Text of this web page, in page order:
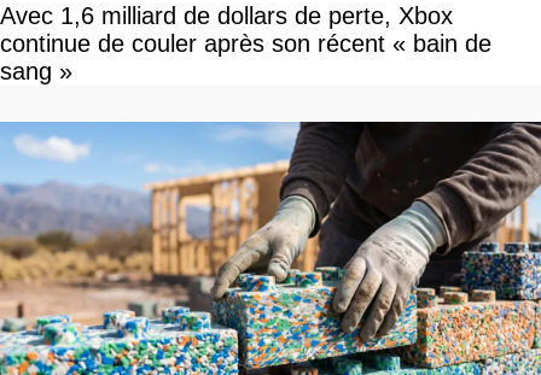
Avec 1,6 milliard de dollars de perte, Xbox
continue de couler après son récent « bain de
sang »